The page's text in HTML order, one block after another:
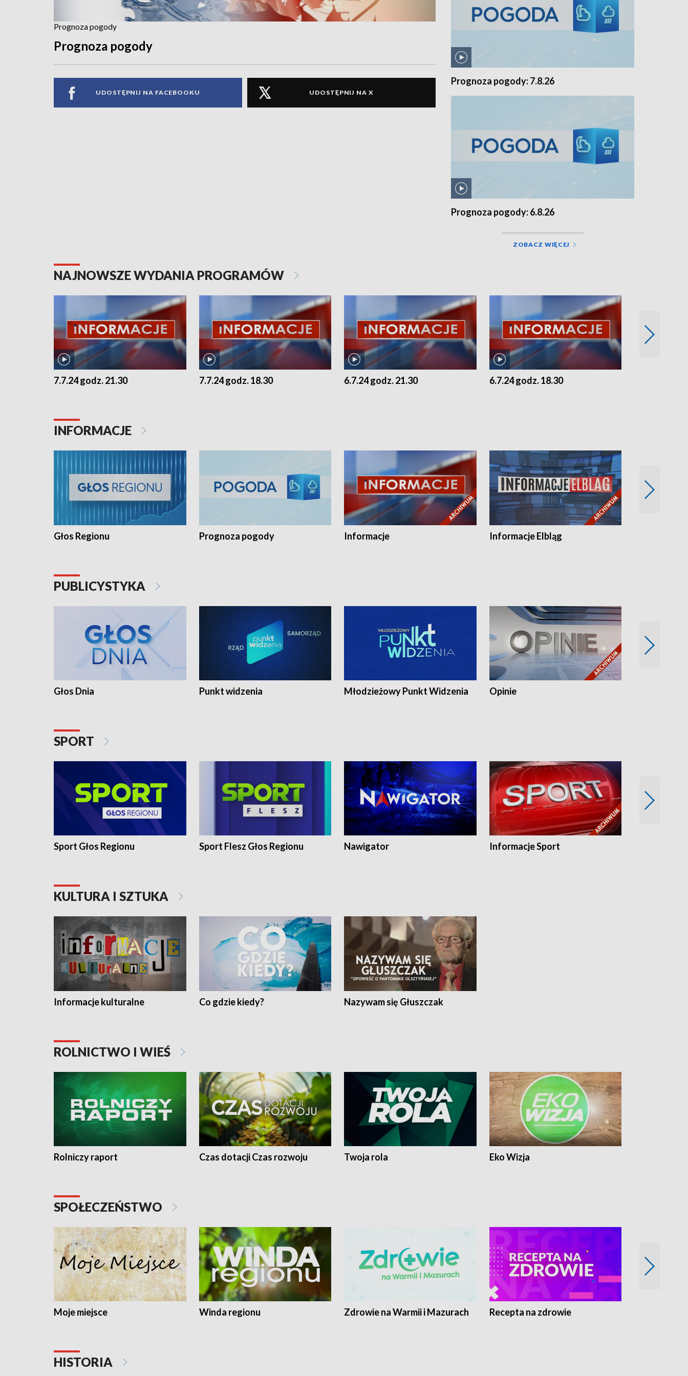
Prognoza pogody
Prognoza pogody
UDOSTĘPNIJ NA FACEBOOKU UDOSTĘPNIJ NA X
Prognoza pogody: 7.8.26
Prognoza pogody: 6.8.26
ZOBACZ WIĘCEJ
NAJNOWSZE WYDANIA PROGRAMÓW
7.7.24 godz. 21.30 7.7.24 godz. 18.30 6.7.24 godz. 21.30 6.7.24 godz. 18.30
INFORMACJE
Głos Regionu Prognoza pogody Informacje Informacje Elbląg
PUBLICYSTYKA
Głos Dnia Punkt widzenia Młodzieżowy Punkt Widzenia Opinie
SPORT
Sport Głos Regionu Sport Flesz Głos Regionu Nawigator Informacje Sport
KULTURA I SZTUKA
Informacje kulturalne Co gdzie kiedy? Nazywam się Głuszczak
ROLNICTWO I WIEŚ
Rolniczy raport Czas dotacji Czas rozwoju Twoja rola Eko Wizja
SPOŁECZEŃSTWO
Moje miejsce Winda regionu Zdrowie na Warmii i Mazurach Recepta na zdrowie
HISTORIA